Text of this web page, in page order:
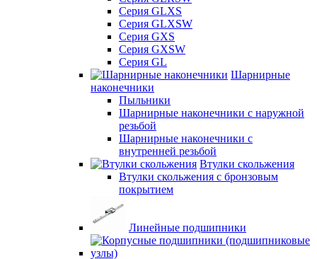
Серия GLXS
Серия GLXSW
Серия GXS
Серия GXSW
Серия GL
Шарнирные
наконечники
Пыльники
Шарнирные наконечники с наружной
резьбой
Шарнирные наконечники с
внутренней резьбой
Втулки скольжения
Втулки скольжения с бронзовым
покрытием
Линейные подшипники